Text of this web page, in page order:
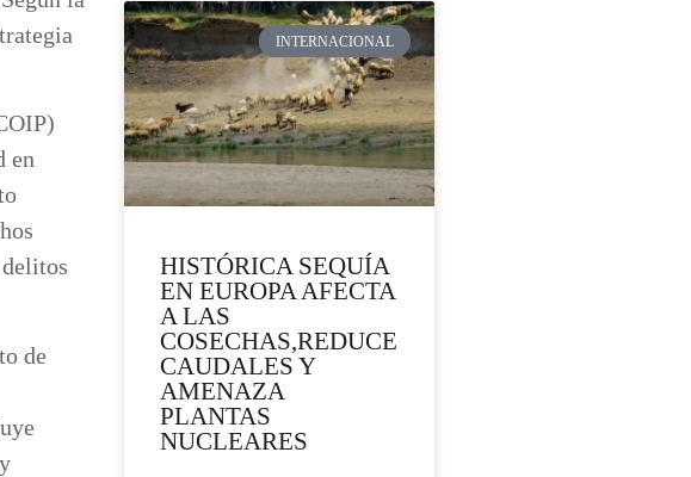
en
de
INTERNACIONAL
HISTÓRICA SEQUÍA
EN EUROPA AFECTA
A LAS
COSECHAS,REDUCE
CAUDALES Y
AMENAZA
PLANTAS
NUCLEARES